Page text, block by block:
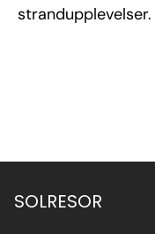
strandupplevelser.
SOLRESOR